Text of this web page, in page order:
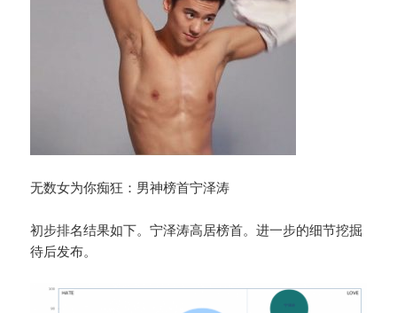
无数女为你痴狂：男神榜首宁泽涛
初步排名结果如下。宁泽涛高居榜首。进一步的细节挖掘
待后发布。